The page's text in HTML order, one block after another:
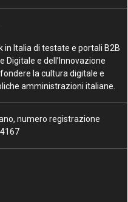
in Italia di testate e portali B2B
e dell’Innovazione
la cultura digitale e
amministrazioni italiane.
numero registrazione